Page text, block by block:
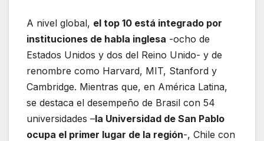
A nivel global, el top 10 está integrado por
instituciones de habla inglesa -ocho de
Estados Unidos y dos del Reino Unido- y de
renombre como Harvard, MIT, Stanford y
Cambridge. Mientras que, en América Latina,
se destaca el desempeño de Brasil con 54
universidades –la Universidad de San Pablo
ocupa el primer lugar de la región-, Chile con